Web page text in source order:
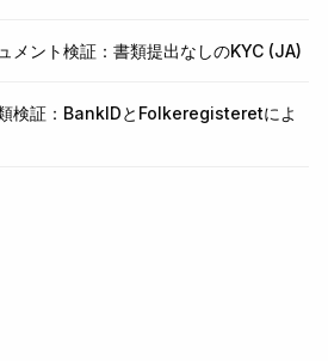
メント検証：書類提出なしのKYC (JA)
検証：BankIDとFolkeregisteretによ